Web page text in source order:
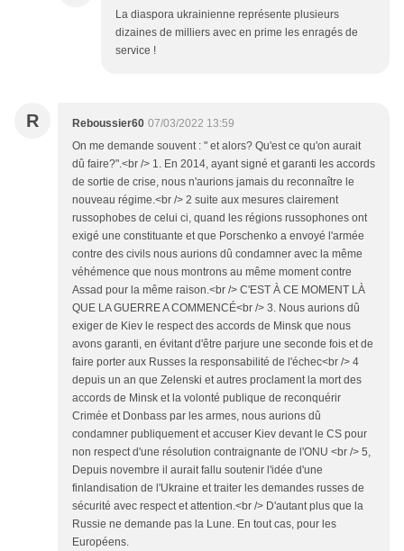
La diaspora ukrainienne représente plusieurs
dizaines de milliers avec en prime les enragés de
service !
R Reboussier60 07/03/2022 13:59
On me demande souvent : " et alors? Qu'est ce qu'on aurait
dû faire?".<br /> 1. En 2014, ayant signé et garanti les accords
de sortie de crise, nous n'aurions jamais du reconnaître le
nouveau régime.<br /> 2 suite aux mesures clairement
russophobes de celui ci, quand les régions russophones ont
exigé une constituante et que Porschenko a envoyé l'armée
contre des civils nous aurions dû condamner avec la même
véhémence que nous montrons au même moment contre
Assad pour la même raison.<br /> C'EST À CE MOMENT LÀ
QUE LA GUERRE A COMMENCÉ<br /> 3. Nous aurions dû
exiger de Kiev le respect des accords de Minsk que nous
avons garanti, en évitant d'être parjure une seconde fois et de
faire porter aux Russes la responsabilité de l'échec<br /> 4
depuis un an que Zelenski et autres proclament la mort des
accords de Minsk et la volonté publique de reconquérir
Crimée et Donbass par les armes, nous aurions dû
condamner publiquement et accuser Kiev devant le CS pour
non respect d'une résolution contraignante de l'ONU <br /> 5,
Depuis novembre il aurait fallu soutenir l'idée d'une
finlandisation de l'Ukraine et traiter les demandes russes de
sécurité avec respect et attention.<br /> D'autant plus que la
Russie ne demande pas la Lune. En tout cas, pour les
Européens.